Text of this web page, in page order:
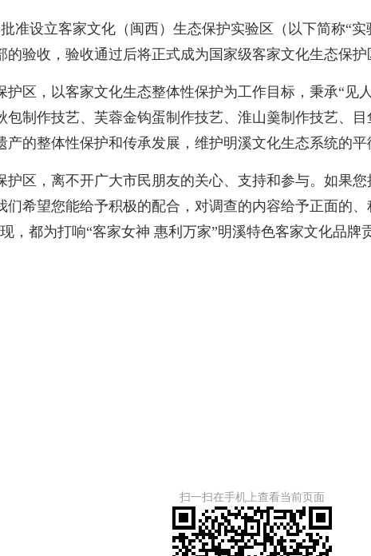
设立客家文化（闽西）生态保护实验区（以下简称“实
验收，验收通过后将正式成为国家级客家文化生态保护
，以客家文化生态整体性保护为工作目标，秉承“见
包制作技艺、芙蓉金钩蛋制作技艺、淮山羹制作技艺、
的整体性保护和传承发展，维护明溪文化生态系统的平
，离不开广大市民朋友的关心、支持和参与。如果您
们希望您能给予积极的配合，对调查的内容给予正面的
，都为打响“客家女神 惠利万家”明溪特色客家文化品牌
扫一扫在手机上查看当前页面